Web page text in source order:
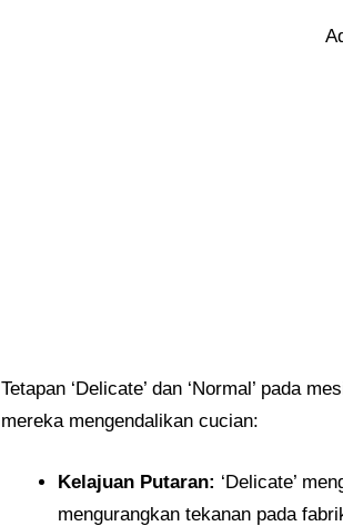
Tetapan ‘Delicate’ dan ‘Normal’ pada
mereka mengendalikan cucian:
Kelajuan Putaran: ‘Delicate’
mengurangkan tekanan pada